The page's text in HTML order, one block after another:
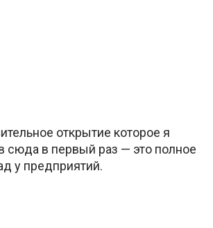
открытие которое я
сюда в первый раз — это полное
у предприятий.